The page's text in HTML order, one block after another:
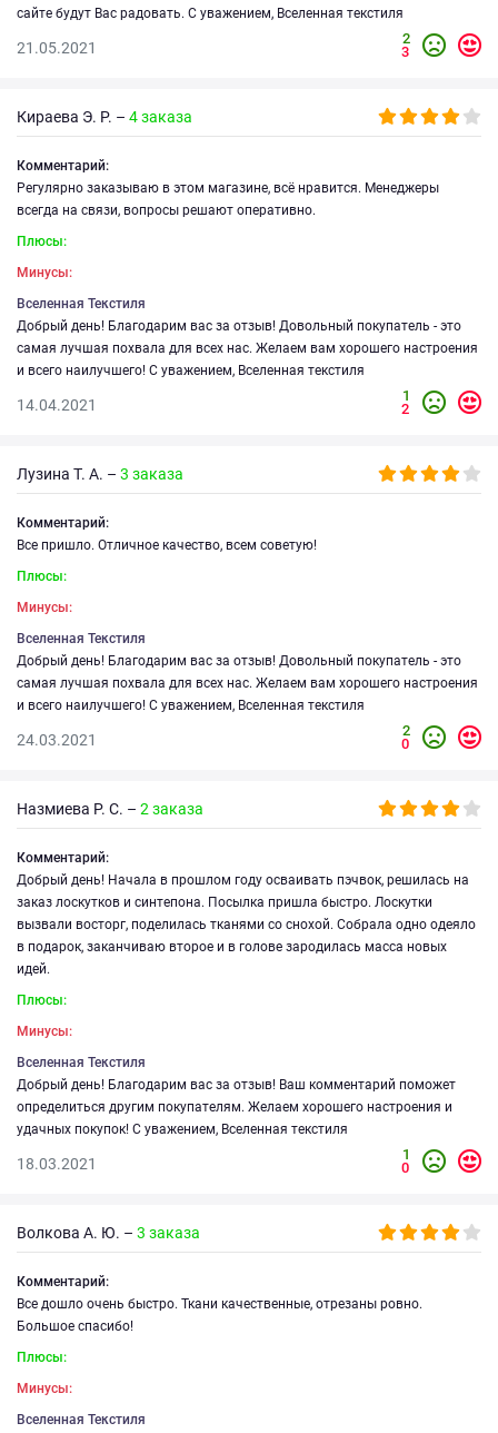
сайте будут Вас радовать. С уважением, Вселенная текстиля
21.05.2021
2
3
Кираева Э. Р. – 4 заказа
Комментарий:
Регулярно заказываю в этом магазине, всё нравится. Менеджеры
всегда на связи, вопросы решают оперативно.
Плюсы:
Минусы:
Вселенная Текстиля
Добрый день! Благодарим вас за отзыв! Довольный покупатель - это
самая лучшая похвала для всех нас. Желаем вам хорошего настроения
и всего наилучшего! С уважением, Вселенная текстиля
14.04.2021
1
2
Лузина Т. А. – 3 заказа
Комментарий:
Все пришло. Отличное качество, всем советую!
Плюсы:
Минусы:
Вселенная Текстиля
Добрый день! Благодарим вас за отзыв! Довольный покупатель - это
самая лучшая похвала для всех нас. Желаем вам хорошего настроения
и всего наилучшего! С уважением, Вселенная текстиля
24.03.2021
2
0
Назмиева Р. С. – 2 заказа
Комментарий:
Добрый день! Начала в прошлом году осваивать пэчвок, решилась на
заказ лоскутков и синтепона. Посылка пришла быстро. Лоскутки
вызвали восторг, поделилась тканями со снохой. Собрала одно одеяло
в подарок, заканчиваю второе и в голове зародилась масса новых
идей.
Плюсы:
Минусы:
Вселенная Текстиля
Добрый день! Благодарим вас за отзыв! Ваш комментарий поможет
определиться другим покупателям. Желаем хорошего настроения и
удачных покупок! С уважением, Вселенная текстиля
18.03.2021
1
0
Волкова А. Ю. – 3 заказа
Комментарий:
Все дошло очень быстро. Ткани качественные, отрезаны ровно.
Большое спасибо!
Плюсы:
Минусы:
Вселенная Текстиля